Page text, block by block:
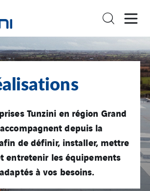
Tunzini en région Grand
depuis la
de définir, installer, mettre
entretenir les équipements
à vos besoins.